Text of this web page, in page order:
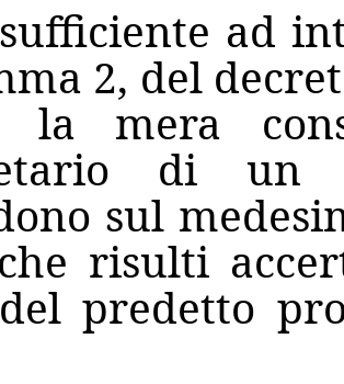
ad
2, del
la mera
di un
sul
risulti
predetto